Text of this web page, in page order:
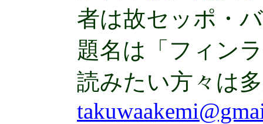
者は故セッポ・
題名は「フィン
読みたい方々